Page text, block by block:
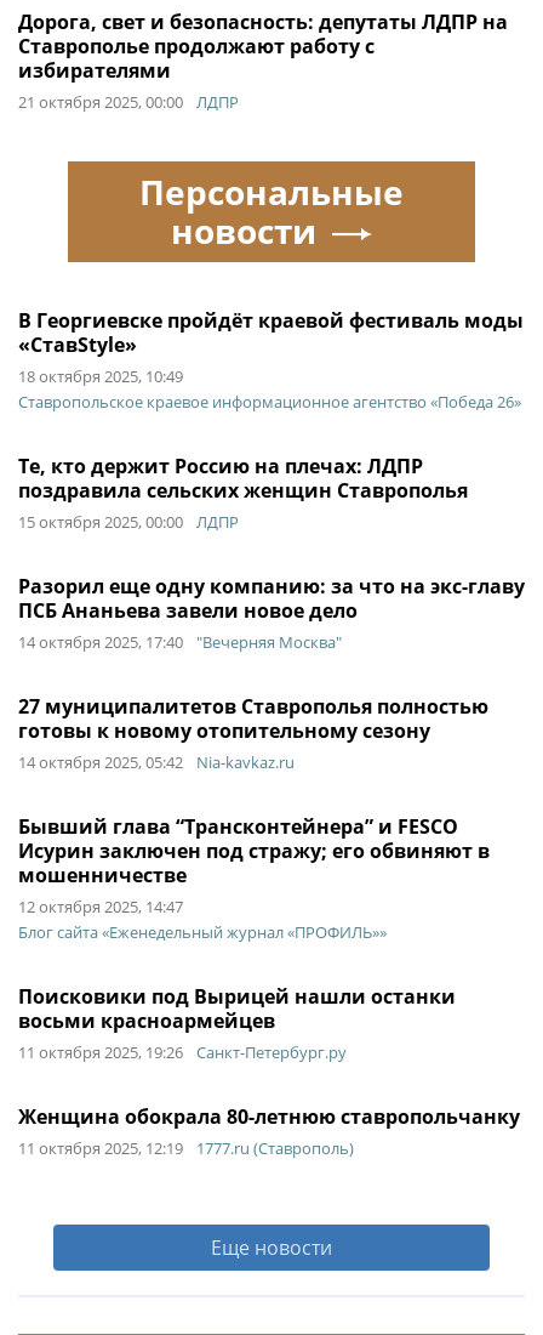
Дорога, свет и безопасность: депутаты ЛДПР на
Ставрополье продолжают работу с
избирателями
21 октября 2025, 00:00 ЛДПР
В Георгиевске пройдёт краевой фестиваль моды
«CтавStyle»
18 октября 2025, 10:49
Ставропольское краевое информационное агентство «Победа 26»
Те, кто держит Россию на плечах: ЛДПР
поздравила сельских женщин Ставрополья
15 октября 2025, 00:00 ЛДПР
Разорил еще одну компанию: за что на экс-главу
ПСБ Ананьева завели новое дело
14 октября 2025, 17:40 "Вечерняя Москва"
27 муниципалитетов Ставрополья полностью
готовы к новому отопительному сезону
14 октября 2025, 05:42 Nia-kavkaz.ru
Бывший глава “Трансконтейнера” и FESCO
Исурин заключен под стражу; его обвиняют в
мошенничестве
12 октября 2025, 14:47
Блог сайта «Еженедельный журнал «ПРОФИЛЬ»»
Поисковики под Вырицей нашли останки
восьми красноармейцев
11 октября 2025, 19:26 Санкт-Петербург.ру
Женщина обокрала 80-летнюю ставропольчанку
11 октября 2025, 12:19 1777.ru (Ставрополь)
Еще новости
Персональные
новости